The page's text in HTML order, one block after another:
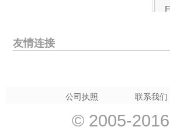
友情连接
公司执照 联系我们
© 2005-